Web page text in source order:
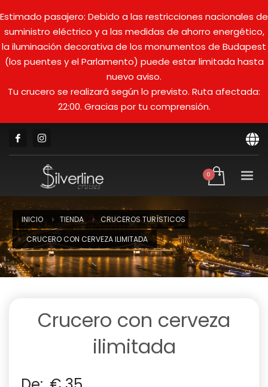
Estimado pasajero: Debido a las restricciones nacionales de
suministro eléctrico y a las medidas de ahorro energético,
la iluminación decorativa de los monumentos de Budapest
(los puentes y el Parlamento) puede estar limitada hasta
nuevo aviso.
Tu crucero se realizará según lo previsto. Ruta afectada:
22:00. Gracias por tu comprensión.
INICIO TIENDA
CRUCEROS TURÍSTICOS
CRUCERO CON CERVEZA ILIMITADA
Crucero con cerveza
ilimitada